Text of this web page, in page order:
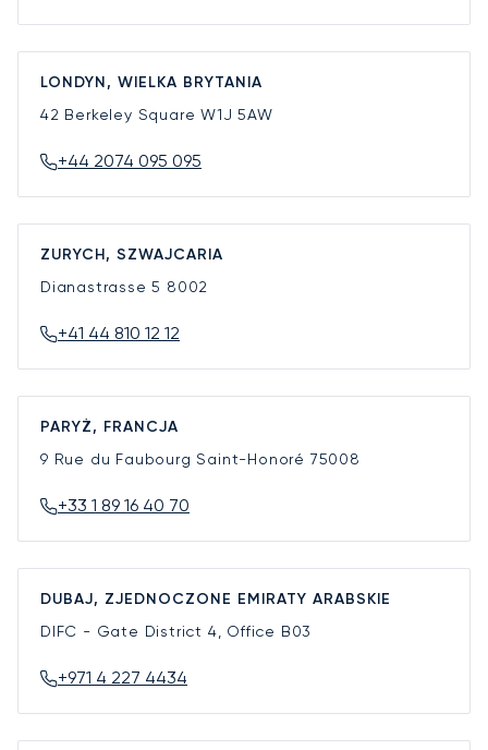
LONDYN, WIELKA BRYTANIA
42 Berkeley SquareW1J 5AW
+44 2074 095 095
ZURYCH, SZWAJCARIA
Dianastrasse 5 8002
+41 44 810 12 12
PARYŻ, FRANCJA
9 Rue du Faubourg Saint-Honoré 75008
+33 1 89 16 40 70
DUBAJ, ZJEDNOCZONE EMIRATY ARABSKIE
DIFC - Gate District 4, Office B03
+971 4 227 4434